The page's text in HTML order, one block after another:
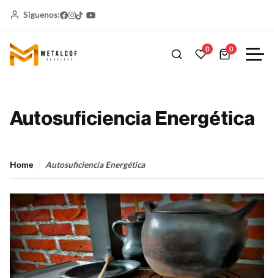
Siguenos:
0 0
Autosuficiencia Energética
Home Autosuficiencia Energética